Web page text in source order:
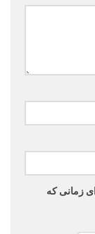
زمانی که